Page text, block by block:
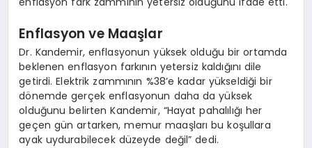
Enflasyon ve Maaşlar
Dr. Kandemir, enflasyonun yüksek olduğu bir ortamda
beklenen enflasyon farkının yetersiz kaldığını dile
getirdi. Elektrik zammının %38’e kadar yükseldiği bir
dönemde gerçek enflasyonun daha da yüksek
olduğunu belirten Kandemir, “Hayat pahalılığı her
geçen gün artarken, memur maaşları bu koşullara
ayak uydurabilecek düzeyde değil” dedi.